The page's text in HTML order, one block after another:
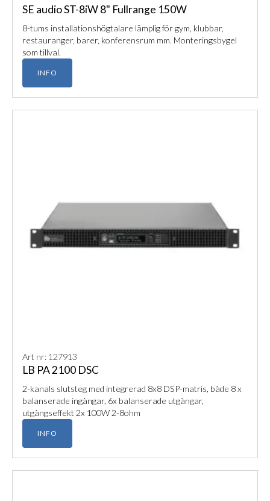
SE audio ST-8iW 8" Fullrange 150W
8-tums installationshögtalare lämplig för gym, klubbar,
restauranger, barer, konferensrum mm. Monteringsbygel
som tillval.
INFO
Art nr: 127913
LB PA 2100 DSC
2-kanals slutsteg med integrerad 8x8 DSP-matris, både 8 x
balanserade ingångar, 6x balanserade utgångar,
utgångseffekt 2x 100W 2-8ohm
INFO